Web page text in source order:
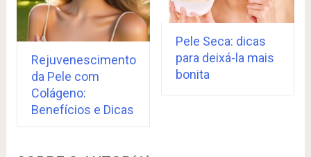
Rejuvenescimento
da Pele com
Colágeno:
Benefícios e Dicas
Pele Seca: dicas
para deixá-la mais
bonita